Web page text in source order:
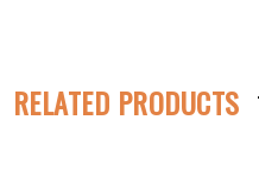
RELATED PRODUCTS